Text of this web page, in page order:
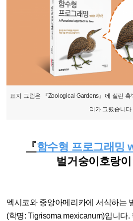
표지 그림은 『Zoological Gardens』에 실린
리가 그렸습니다.
『함수형 프로그래밍
벌거숭이호랑이
멕시코와 중앙아메리카에 서식하는
(학명: Tigrisoma mexicanum)입니다.